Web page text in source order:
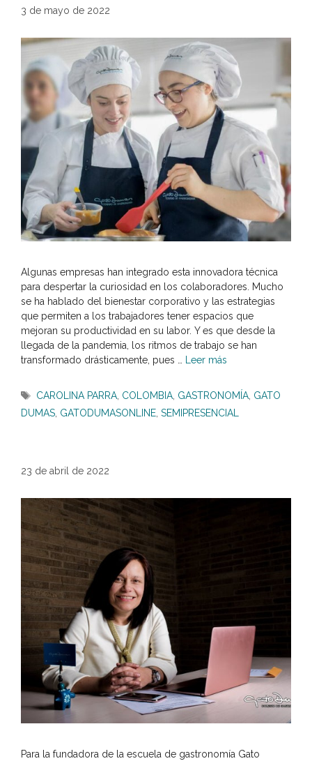
3 de mayo de 2022
Algunas empresas han integrado esta innovadora técnica
para despertar la curiosidad en los colaboradores. Mucho
se ha hablado del bienestar corporativo y las estrategias
que permiten a los trabajadores tener espacios que
mejoran su productividad en su labor. Y es que desde la
llegada de la pandemia, los ritmos de trabajo se han
transformado drásticamente, pues …
Leer más
Etiquetas
CAROLINA PARRA COLOMBIA GASTRONOMÍA GATO
DUMAS GATODUMASONLINE SEMIPRESENCIAL
23 de abril de 2022
Para la fundadora de la escuela de gastronomía Gato